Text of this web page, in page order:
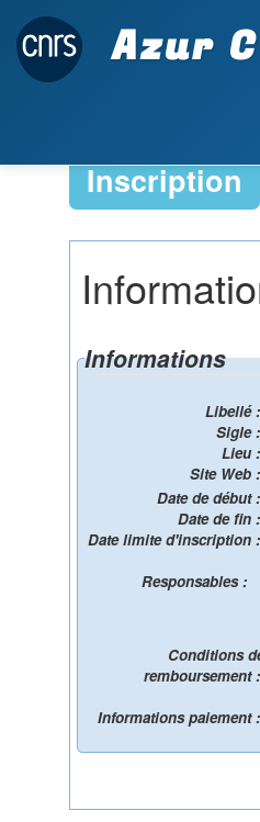
Azur
Inscription
Informations
Libellé :
Sigle :
Lieu :
Site Web :
Date de début :
Date de fin :
Date limite d'inscription :
Conditions
remboursement :
Informations paiement :